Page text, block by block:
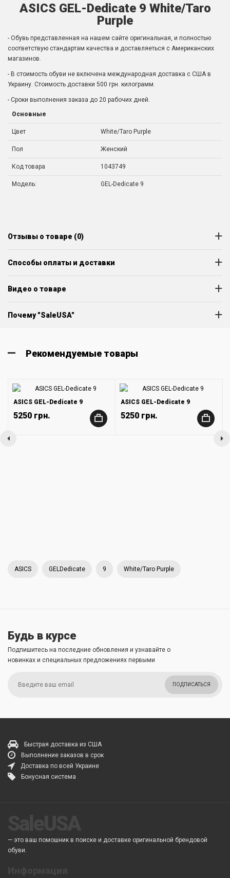
ASICS GEL-Dedicate 9 White/Taro
Purple
- Обувь представленная на нашем сайте оригинальная, и полностью
соответствую стандартам качества и доставляеться с Американских
магазинов.
- В стоимость обуви не включена международная доставка с США в
Украину. Стоимость доставки 500 грн. килограмм.
- Сроки выполнения заказа до 20 рабочих дней.
Основные
Цвет White/Taro Purple
Пол Женский
Код товара 1043749
Модель: GEL-Dedicate 9
Отзывы о товаре (0)
Способы оплаты и доставки
Видео о товаре
Почему "SaleUSA"
Рекомендуемые товары
ASICS GEL-Dedicate 9
5250 грн. +
ASICS GEL-Dedicate 9
5250 грн. +
ASICS GELDedicate 9 White/Taro Purple
Будь в курсе
Подпишитесь на последние обновления и узнавайте о
новинках и специальных предложениях первыми
ПОДПИСАТЬСЯ
Быстрая доставка из США
Выполнение заказов в срок
Доставка по всей Украине
Бонусная система
— это ваш помошник в поиске и доставке оригинальной брендовой
обуви.